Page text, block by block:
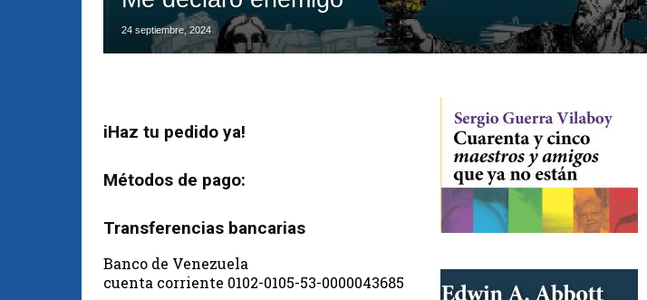
24 septiembre, 2024
iHaz tu pedido ya!
Métodos de pago:
Transferencias bancarias
Banco de Venezuela
cuenta corriente 0102-0105-53-0000043685